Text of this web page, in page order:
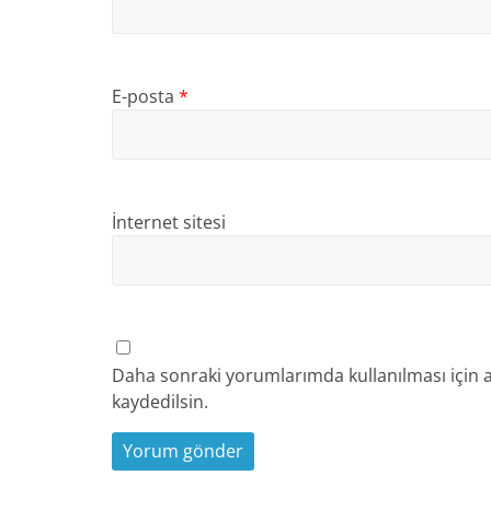
E-posta *
İnternet sitesi
Daha sonraki yorumlarımda kullanılması için
kaydedilsin.